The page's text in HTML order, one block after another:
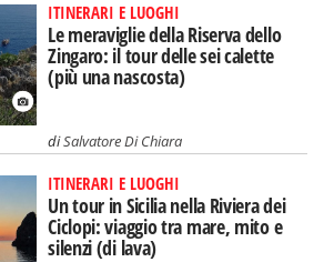
ITINERARI E LUOGHI
Le meraviglie della Riserva dello
Zingaro: il tour delle sei calette
(più una nascosta)
diSalvatore Di Chiara
ITINERARI E LUOGHI
Un tour in Sicilia nella Riviera dei
Ciclopi: viaggio tra mare, mito e
silenzi (di lava)